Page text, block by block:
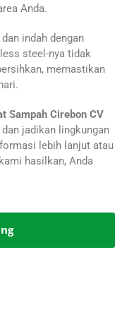
Anda.
indah dengan
steel-nya tidak
memastikan
Sampah Cirebon CV
dan jadikan lingkungan
lebih lanjut atau
hasilkan, Anda